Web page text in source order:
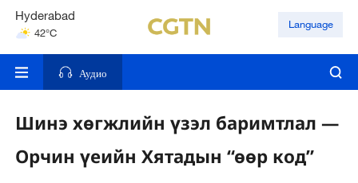
Hyderabad
42°C
Mumbai
Language
Аудио
Шинэ хөгжлийн үзэл баримтлал —
Орчин үеийн Хятадын “өөр код”